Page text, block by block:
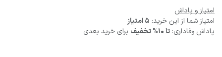
امتیاز و پاداش
امتیاز شما از این خرید: 5 امتیاز
پاداش وفاداری: تا 10% تخفیف برای خرید بعدی